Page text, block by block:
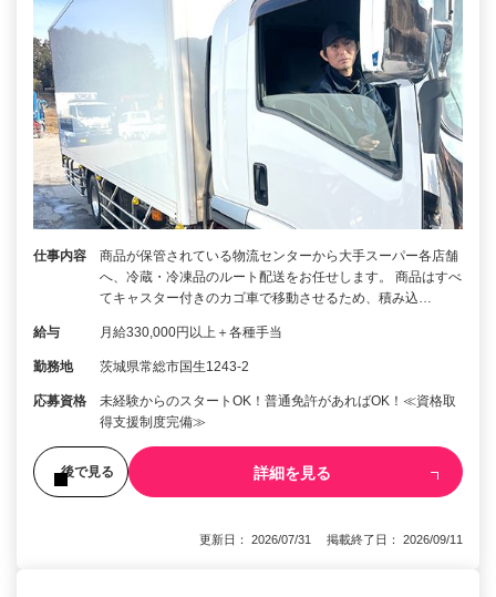
仕事内容
商品が保管されている物流センターから大手スーパー各店舗
へ、冷蔵・冷凍品のルート配送をお任せします。 商品はすべ
てキャスター付きのカゴ車で移動させるため、積み込…
給与 月給330,000円以上＋各種手当
勤務地 茨城県常総市国生1243-2
応募資格
未経験からのスタートOK！普通免許があればOK！≪資格取
得支援制度完備≫
後で見る 詳細を見る
更新日： 2026/07/31 掲載終了日： 2026/09/11